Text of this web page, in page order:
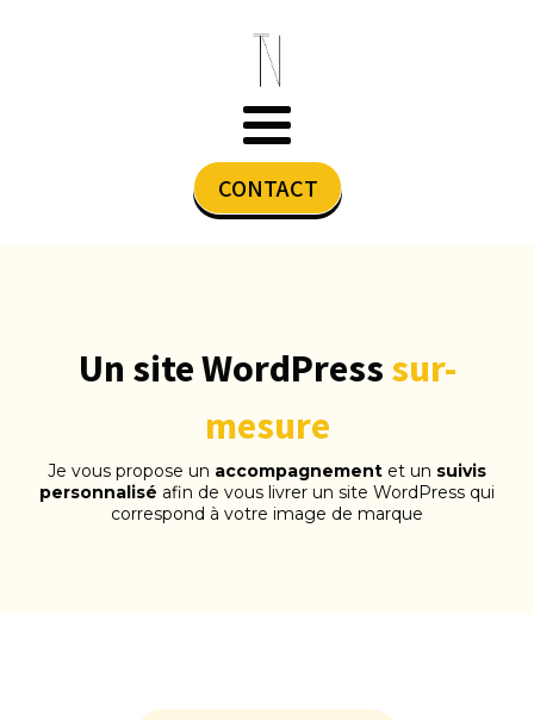
CONTACT
Un site WordPress sur-
mesure
Je vous propose un accompagnement et un suivis
personnalisé afin de vous livrer un site WordPress qui
correspond à votre image de marque